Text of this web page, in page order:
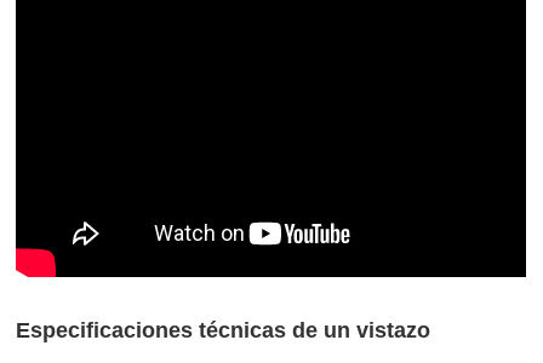
Especificaciones técnicas de un vistazo